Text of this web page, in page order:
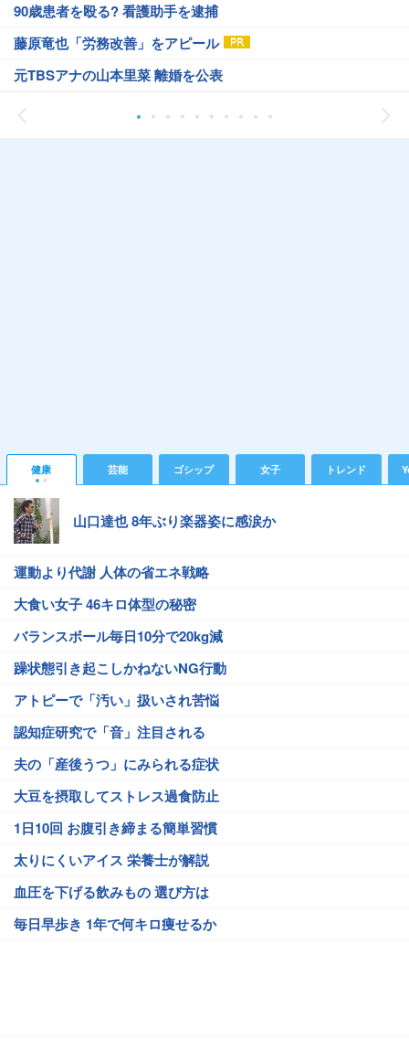
90歳患者を殴る? 看護助手を逮捕
藤原竜也「労務改善」をアピール
元TBSアナの山本里菜 離婚を公表
健康 芸能 ゴシップ 女子 トレンド
山口達也 8年ぶり楽器姿に感涙か
運動より代謝 人体の省エネ戦略
大食い女子 46キロ体型の秘密
バランスボール毎日10分で20kg減
躁状態引き起こしかねないNG行動
アトピーで「汚い」扱いされ苦悩
認知症研究で「音」注目される
夫の「産後うつ」にみられる症状
大豆を摂取してストレス過食防止
1日10回 お腹引き締まる簡単習慣
太りにくいアイス 栄養士が解説
血圧を下げる飲みもの 選び方は
毎日早歩き 1年で何キロ痩せるか